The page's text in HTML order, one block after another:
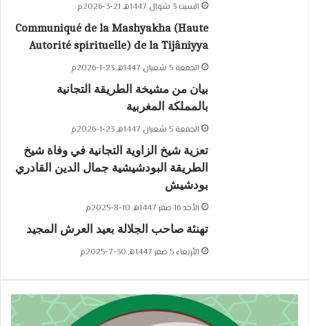
السبت 3 شوال 1447هـ 21-3-2026م
Communiqué de la Mashyakha (Haute
Autorité spirituelle) de la Tijâniyya
الجمعة 5 شعبان 1447هـ 23-1-2026م
بيان من مشيخة الطريقة التجانية
بالمملكة المغربية
الجمعة 5 شعبان 1447هـ 23-1-2026م
تعزية شيخ الزاوية التجانية في وفاة شيخ
الطريقة البودشيشية جمال الدين القادري
بودشيش
الأحد 16 صفر 1447هـ 10-8-2025م
تهنئة صاحب الجلالة بعيد العرش المجيد
الأربعاء 5 صفر 1447هـ 30-7-2025م